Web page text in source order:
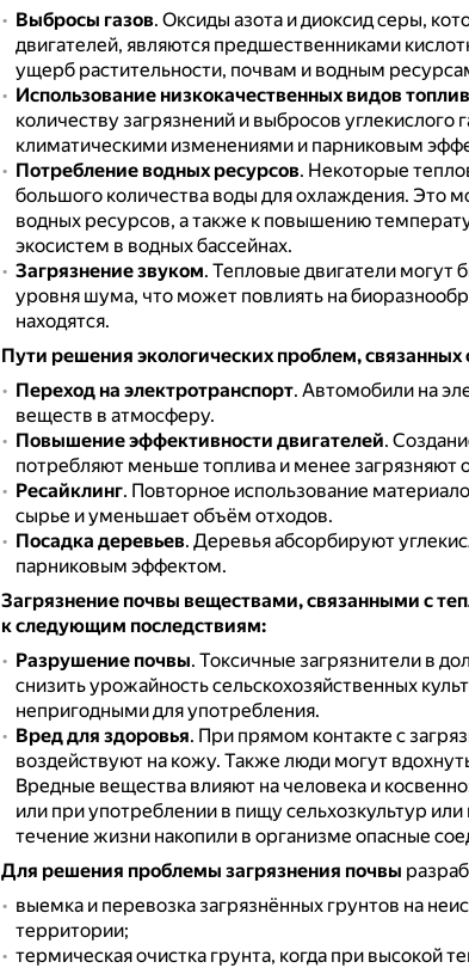
Выбросы газов. Оксиды азота и диоксид серы,
двигателей, являются предшественниками
ущерб растительности, почвам и водным
Использование низкокачественных видов
количеству загрязнений и выбросов углекислого
климатическими изменениями и парниковым
Потребление водных ресурсов. Некоторые
большого количества воды для охлаждения. Это
водных ресурсов, а также к повышению
экосистем в водных бассейнах.
Загрязнение звуком. Тепловые двигатели могут
уровня шума, что может повлиять на
находятся.
Пути решения экологических проблем,
Переход на электротранспорт. Автомобили на
веществ в атмосферу.
Повышение эффективности двигателей.
потребляют меньше топлива и менее
Ресайклинг. Повторное использование
сырье и уменьшает объём отходов.
Посадка деревьев. Деревья абсорбируют
парниковым эффектом.
Загрязнение почвы веществами, связанными с
к следующим последствиям:
Разрушение почвы. Токсичные загрязнители в
снизить урожайность сельскохозяйственных
непригодными для употребления.
Вред для здоровья. При прямом контакте с
воздействуют на кожу. Также люди могут
Вредные вещества влияют на человека и
или при употреблении в пищу сельхозкультур
течение жизни накопили в организме опасные
Для решения проблемы загрязнения почвы
выемка и перевозка загрязнённых грунтов на
территории;
термическая очистка грунта, когда при высокой